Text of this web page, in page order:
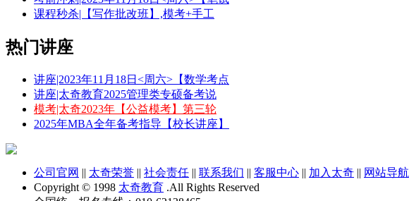
课程秒杀|【写作批改班】,模考+手工
热门讲座
讲座|2023年11月18日<周六>【数学考点
讲座|太奇教育2025管理类专硕备考说
模考|太奇2023年【公益模考】第三轮
2025年MBA全年备考指导【校长讲座】
公司官网 || 太奇荣誉 || 社会责任 || 联系我们 || 客服中心 || 加入太奇 || 网站导航
Copyright © 1998 太奇教育 .All Rights Reserved